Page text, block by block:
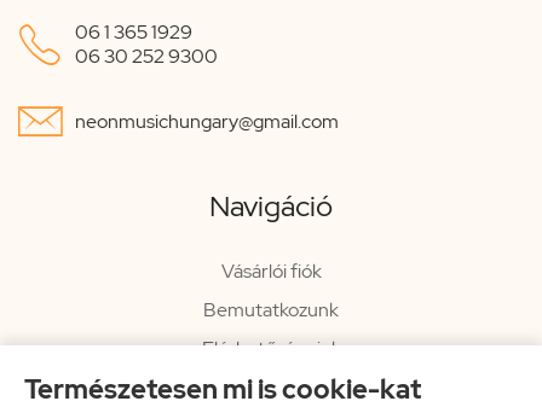
Természetesen mi is cookie-kat
 06 1 365 1929
06 30 252 9300
 neonmusichungary@gmail.com
Navigáció
Vásárlói fiók
Bemutatkozunk
Elérhetőségeink
Hírlevél